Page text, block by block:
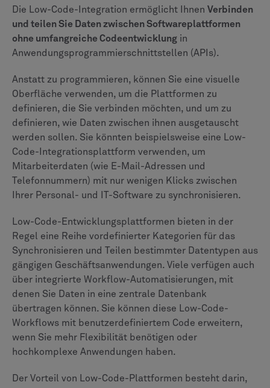
Die Low-Code-Integration ermöglicht Ihnen Verbinden
und teilen Sie Daten zwischen Softwareplattformen
ohne umfangreiche Codeentwicklung in
Anwendungsprogrammierschnittstellen (APIs).
Anstatt zu programmieren, können Sie eine visuelle
Oberfläche verwenden, um die Plattformen zu
definieren, die Sie verbinden möchten, und um zu
definieren, wie Daten zwischen ihnen ausgetauscht
werden sollen. Sie könnten beispielsweise eine Low-
Code-Integrationsplattform verwenden, um
Mitarbeiterdaten (wie E-Mail-Adressen und
Telefonnummern) mit nur wenigen Klicks zwischen
Ihrer Personal- und IT-Software zu synchronisieren.
Low-Code-Entwicklungsplattformen bieten in der
Regel eine Reihe vordefinierter Kategorien für das
Synchronisieren und Teilen bestimmter Datentypen aus
gängigen Geschäftsanwendungen. Viele verfügen auch
über integrierte Workflow-Automatisierungen, mit
denen Sie Daten in eine zentrale Datenbank
übertragen können. Sie können diese Low-Code-
Workflows mit benutzerdefiniertem Code erweitern,
wenn Sie mehr Flexibilität benötigen oder
hochkomplexe Anwendungen haben.
Der Vorteil von Low-Code-Plattformen besteht darin,